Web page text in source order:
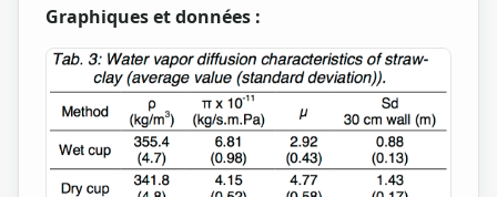
Graphiques et données :